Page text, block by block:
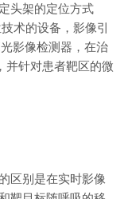
头架的定位方式
术的设备，影像引
影像检测器，在治
并针对患者靶区的微
区别是在实时影像